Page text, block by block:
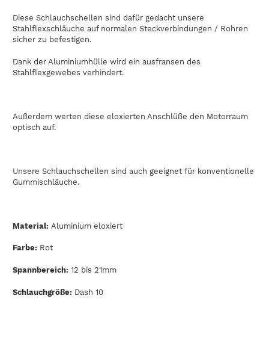
Diese Schlauchschellen sind dafür gedacht unsere
Stahlflexschläuche auf normalen Steckverbindungen / Rohren
sicher zu befestigen.
Dank der Aluminiumhülle wird ein ausfransen des
Stahlflexgewebes verhindert.
Außerdem werten diese eloxierten Anschlüße den Motorraum
optisch auf.
Unsere Schlauchschellen sind auch geeignet für konventionelle
Gummischläuche.
Material: Aluminium eloxiert
Farbe: Rot
Spannbereich: 12 bis 21mm
Schlauchgröße: Dash 10